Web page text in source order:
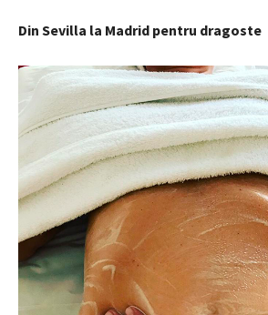
Din Sevilla la Madrid pentru dragoste